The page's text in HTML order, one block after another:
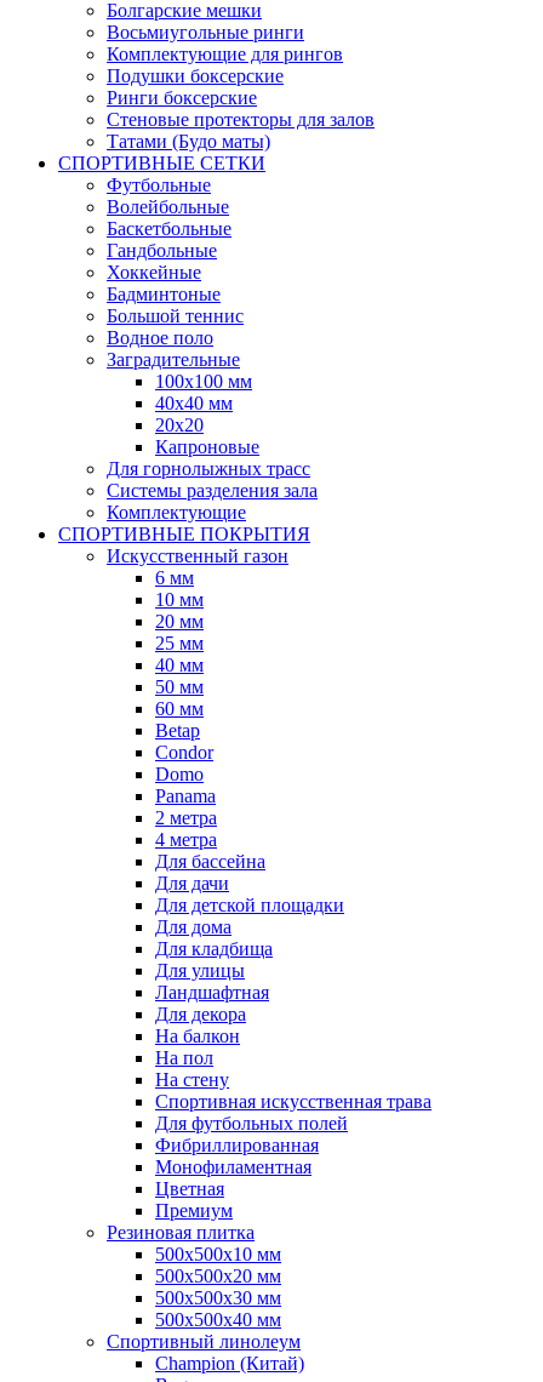
Болгарские мешки
Восьмиугольные ринги
Комплектующие для рингов
Подушки боксерские
Ринги боксерские
Стеновые протекторы для залов
Татами (Будо маты)
СПОРТИВНЫЕ СЕТКИ
Футбольные
Волейбольные
Баскетбольные
Гандбольные
Хоккейные
Бадминтоные
Большой теннис
Водное поло
Заградительные
100х100 мм
40х40 мм
20х20
Капроновые
Для горнолыжных трасс
Системы разделения зала
Комплектующие
СПОРТИВНЫЕ ПОКРЫТИЯ
Искусственный газон
6 мм
10 мм
20 мм
25 мм
40 мм
50 мм
60 мм
Betap
Condor
Domo
Panama
2 метра
4 метра
Для бассейна
Для дачи
Для детской площадки
Для дома
Для кладбища
Для улицы
Ландшафтная
Для декора
На балкон
На пол
На стену
Спортивная искусственная трава
Для футбольных полей
Фибриллированная
Монофиламентная
Цветная
Премиум
Резиновая плитка
500х500х10 мм
500х500х20 мм
500х500х30 мм
500х500х40 мм
Спортивный линолеум
Champion (Китай)